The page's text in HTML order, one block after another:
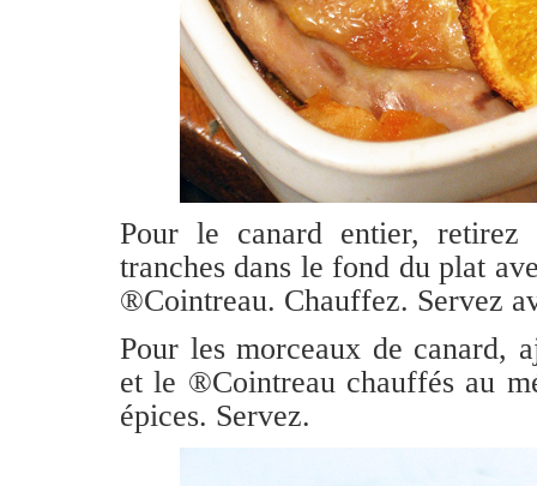
Pour le canard entier, retirez
tranches dans le fond du plat
®Cointreau. Chauffez. Servez
Pour les morceaux de canard,
et le ®Cointreau chauffés au
épices. Servez.